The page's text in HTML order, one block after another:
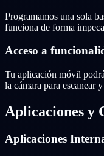
Programamos una sola
funciona de forma
Acceso a
Tu aplicación móvil
la cámara para escanear
Aplicaciones y
Aplicaciones